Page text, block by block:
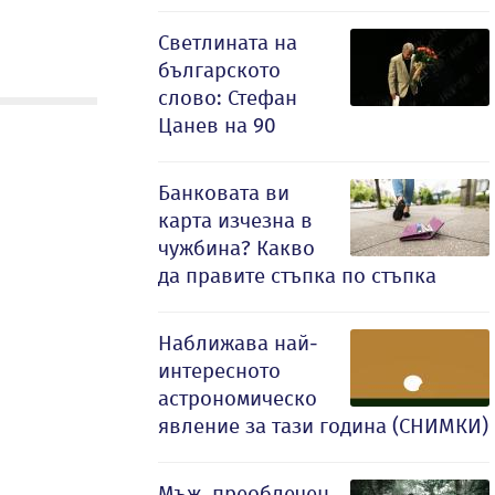
Светлината на
българското
слово: Стефан
Цанев на 90
Банковата ви
карта изчезна в
чужбина? Какво
да правите стъпка по стъпка
Наближава най-
интересното
астрономическо
явление за тази година (СНИМКИ)